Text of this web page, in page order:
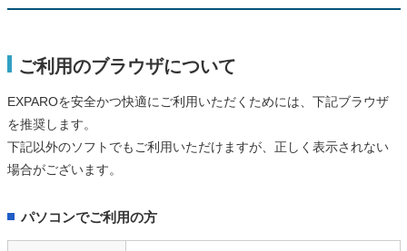
ご利用のブラウザについて
EXPAROを安全かつ快適にご利用いただくためには、下記ブラウザ
を推奨します。
下記以外のソフトでもご利用いただけますが、正しく表示されない
場合がございます。
パソコンでご利用の方